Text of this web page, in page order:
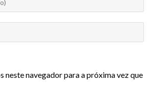
neste navegador para a próxima vez que